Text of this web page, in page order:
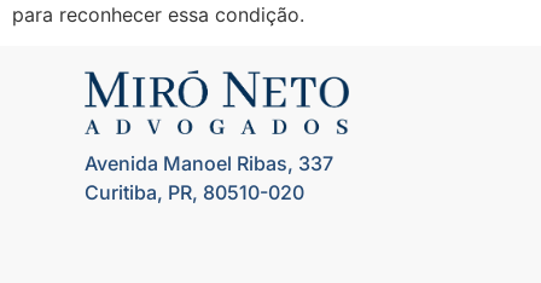
para reconhecer essa condição.
Avenida Manoel Ribas, 337
Curitiba, PR, 80510-020